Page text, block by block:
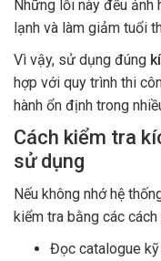
Những lỗi này đều
lạnh và làm giảm tuổi
Vì vậy, sử dụng đúng
hợp với quy trình thi
hành ổn định trong
Cách kiểm tra
sử dụng
Nếu không nhớ hệ
kiểm tra bằng các cách
Đọc catalogue